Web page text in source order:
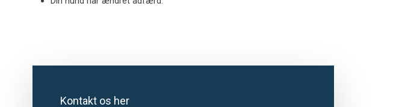
Kontakt os her